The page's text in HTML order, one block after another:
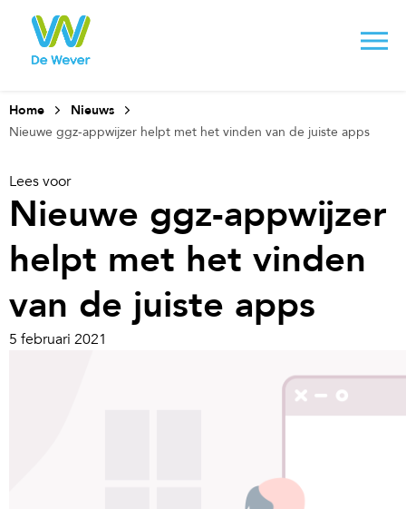
Home
Nieuws
Nieuwe ggz-appwijzer helpt met het vinden van de juiste apps
Lees voor
Nieuwe ggz-appwijzer
helpt met het vinden
van de juiste apps
5 februari 2021